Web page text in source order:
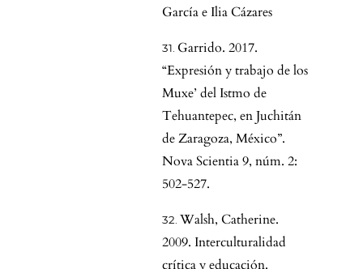
García e Ilia Cázares
Garrido. 2017.
“Expresión y trabajo de los
Muxe’ del Istmo de
Tehuantepec, en Juchitán
de Zaragoza, México”.
Nova Scientia 9, núm. 2:
502-527.
Walsh, Catherine.
2009. Interculturalidad
crítica y educación.